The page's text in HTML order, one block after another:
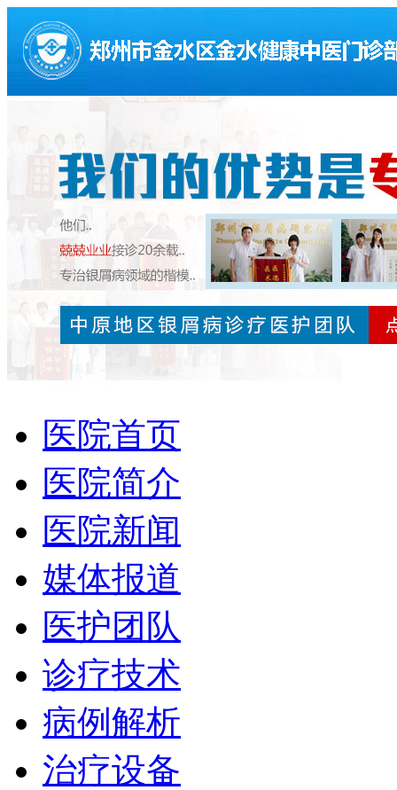
医院首页
医院简介
医院新闻
媒体报道
医护团队
诊疗技术
病例解析
治疗设备